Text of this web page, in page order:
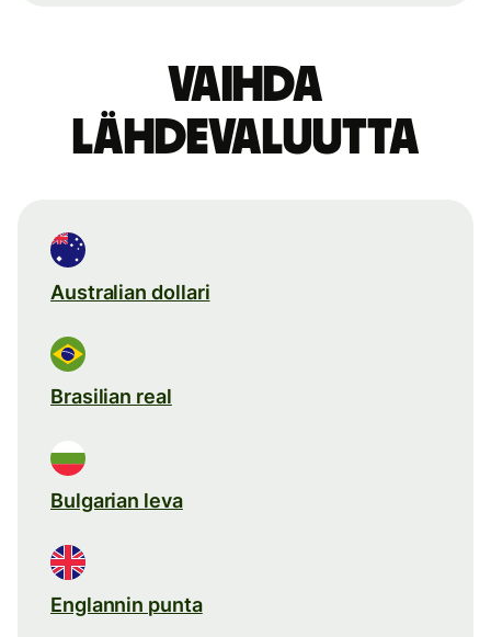
Vaihda
lähdevaluutta
Australian dollari
Brasilian real
Bulgarian leva
Englannin punta